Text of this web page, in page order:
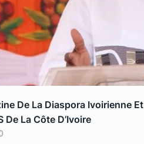
De La Diaspora Ivoirienne Et
De La Côte D’Ivoire